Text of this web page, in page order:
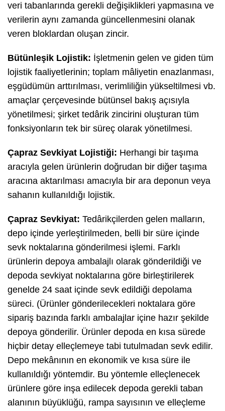
veri tabanlarında gerekli değişiklikleri yapmasına ve
verilerin aynı zamanda güncellenmesini olanak
veren bloklardan oluşan zincir.
Bütünleşik Lojistik: İşletmenin gelen ve giden tüm
lojistik faaliyetlerinin; toplam mâliyetin enazlanması,
eşgüdümün arttırılması, verimliliğin yükseltilmesi vb.
amaçlar çerçevesinde bütünsel bakış açısıyla
yönetilmesi; şirket tedârik zincirini oluşturan tüm
fonksiyonların tek bir süreç olarak yönetilmesi.
Çapraz Sevkiyat Lojistiği: Herhangi bir taşıma
aracıyla gelen ürünlerin doğrudan bir diğer taşıma
aracına aktarılması amacıyla bir ara deponun veya
sahanın kullanıldığı lojistik.
Çapraz Sevkiyat: Tedârikçilerden gelen malların,
depo içinde yerleştirilmeden, belli bir süre içinde
sevk noktalarına gönderilmesi işlemi. Farklı
ürünlerin depoya ambalajlı olarak gönderildiği ve
depoda sevkiyat noktalarına göre birleştirilerek
genelde 24 saat içinde sevk edildiği depolama
süreci. (Ürünler gönderilecekleri noktalara göre
sipariş bazında farklı ambalajlar içine hazır şekilde
depoya gönderilir. Ürünler depoda en kısa sürede
hiçbir detay elleçlemeye tabi tutulmadan sevk edilir.
Depo mekânının en ekonomik ve kısa süre ile
kullanıldığı yöntemdir. Bu yöntemle elleçlenecek
ürünlere göre inşa edilecek depoda gerekli taban
alanının büyüklüğü, rampa sayısının ve elleçleme